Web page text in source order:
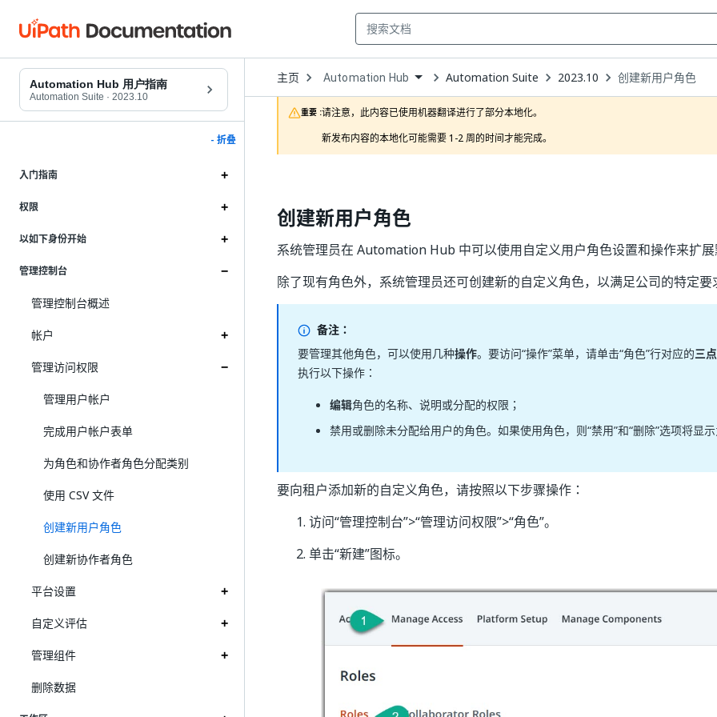
Automation Hub 用户指南
Automation Suite · 2023.10
- 折叠
入门指南
权限
以如下身份开始
管理控制台
管理控制台概述
帐户
管理访问权限
管理用户帐户
完成用户帐户表单
为角色和协作者角色分配类别
使用 CSV 文件
创建新用户角色
创建新协作者角色
平台设置
自定义评估
管理组件
删除数据
主页 Open
Dropdown
to
choose
product
Automation Hub Automation Suite 2023.10 创建新用户角色
重要 :请注意，此内容已使用机器翻译进行了部分本地化。
新发布内容的本地化可能需要 1-2 周的时间才能完成。
创建新用户角色
系统管理员在 Automation Hub 中可以使用自定义用户角色设置和操作来扩展
除了现有角色外，系统管理员还可创建新的自定义角色，以满足公司的特定要
备注：
要管理其他角色，可以使用几种操作。要访问“操作”菜单，请单击“角色”行对应的三点
执行以下操作：
编辑角色的名称、说明或分配的权限；
禁用或删除未分配给用户的角色。如果使用角色，则“禁用”和“删除”选项将显示
要向租户添加新的自定义角色，请按照以下步骤操作：
访问“管理控制台”>“管理访问权限”>“角色”。
单击“新建”图标。